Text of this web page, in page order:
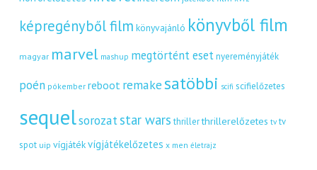
képregényből film könyvajánló könyvből film
magyar marvel mashup megtörtént eset nyereményjáték
poén pókember reboot remakesatöbbi scifi scifielőzetes
sequelsorozatstar wars thriller thrillerelőzetes tv tv
spot uip vígjátékvígjátékelőzetes x men életrajz